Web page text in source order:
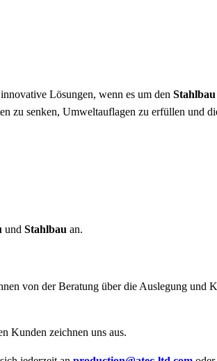
Lösungen, wenn es um den Stahlbau
zu senken, Umweltauflagen zu erfüllen und
und Stahlbau an.
von der Beratung über die Auslegung und
Kunden zeichnen uns aus.